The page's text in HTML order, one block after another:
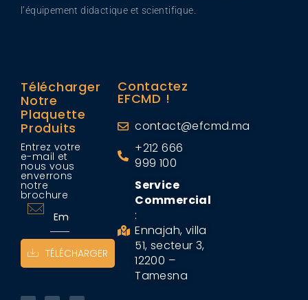
l’équipement didactique et scientifique.
Télécharger
Notre
Plaquette
Produits
Entrez votre
e-mail et
nous vous
enverrons
notre
brochure
TÉLÉCHARGER
Contactez
EFCMD !
contact@efcmd.ma
+212 666
999 100
Service
Commercial
:
Ennajah, villa
51, secteur 3,
12200 –
Tamesna